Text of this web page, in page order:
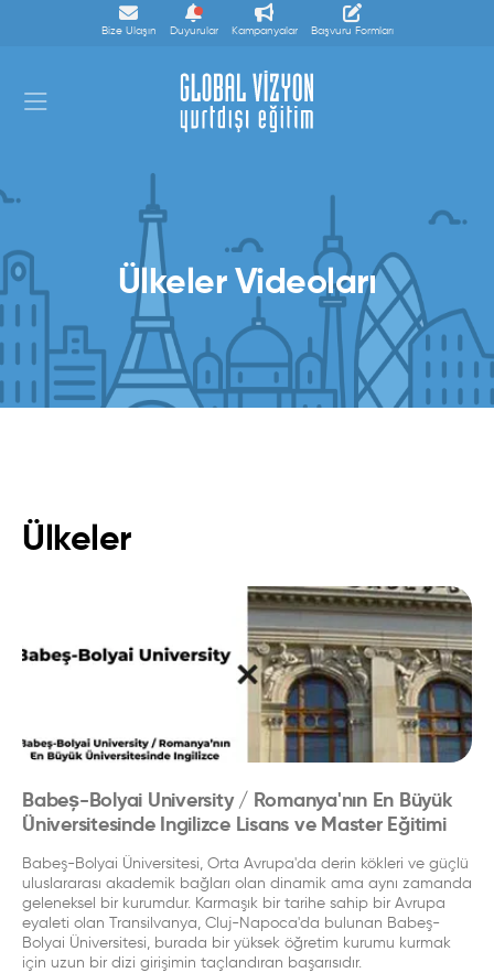
Bize Ulaşın Duyurular Kampanyalar Başvuru Formları
Ülkeler Videoları
Ülkeler
Babeș-Bolyai University / Romanya'nın En Büyük
Üniversitesinde Ingilizce Lisans ve Master Eğitimi
Babeş-Bolyai Üniversitesi, Orta Avrupa'da derin kökleri ve güçlü
uluslararası akademik bağları olan dinamik ama aynı zamanda
geleneksel bir kurumdur. Karmaşık bir tarihe sahip bir Avrupa
eyaleti olan Transilvanya, Cluj-Napoca'da bulunan Babeş-
Bolyai Üniversitesi, burada bir yüksek öğretim kurumu kurmak
için uzun bir dizi girişimin taçlandıran başarısıdır.